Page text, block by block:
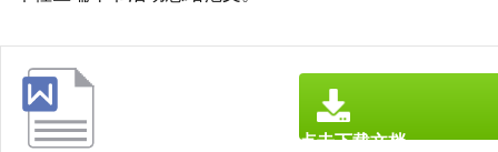
点击下载文档